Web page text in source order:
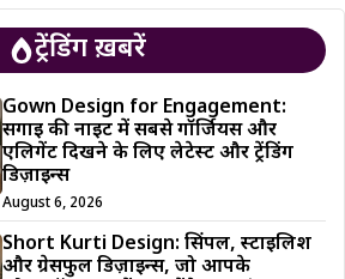
ट्रेंडिंग ख़बरें
Gown Design for Engagement:
सगाई की नाइट में सबसे गॉर्जियस और
एलिगेंट दिखने के लिए लेटेस्ट और ट्रेंडिंग
डिज़ाइन्स
August 6, 2026
Short Kurti Design: सिंपल, स्टाइलिश
और ग्रेसफुल डिज़ाइन्स, जो आपके